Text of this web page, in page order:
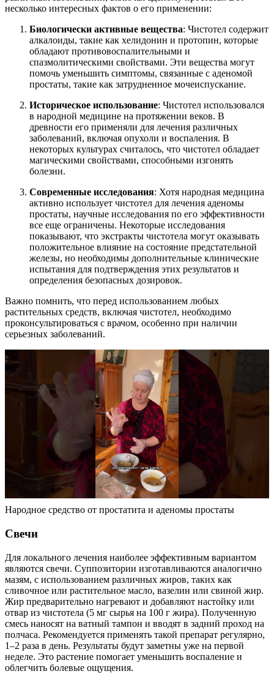
несколько интересных фактов о его применении:
Биологически активные вещества: Чистотел содержит
алкалоиды, такие как хелидонин и протопин, которые
обладают противовоспалительными и
спазмолитическими свойствами. Эти вещества могут
помочь уменьшить симптомы, связанные с аденомой
простаты, такие как затрудненное мочеиспускание.
Историческое использование: Чистотел использовался
в народной медицине на протяжении веков. В
древности его применяли для лечения различных
заболеваний, включая опухоли и воспаления. В
некоторых культурах считалось, что чистотел обладает
магическими свойствами, способными изгонять
болезни.
Современные исследования: Хотя народная медицина
активно использует чистотел для лечения аденомы
простаты, научные исследования по его эффективности
все еще ограничены. Некоторые исследования
показывают, что экстракты чистотела могут оказывать
положительное влияние на состояние предстательной
железы, но необходимы дополнительные клинические
испытания для подтверждения этих результатов и
определения безопасных дозировок.
Важно помнить, что перед использованием любых
растительных средств, включая чистотел, необходимо
проконсультироваться с врачом, особенно при наличии
серьезных заболеваний.
Народное средство от простатита и аденомы простаты
Свечи
Для локального лечения наиболее эффективным вариантом
являются свечи. Суппозитории изготавливаются аналогично
мазям, с использованием различных жиров, таких как
сливочное или растительное масло, вазелин или свиной жир.
Жир предварительно нагревают и добавляют настойку или
отвар из чистотела (5 мг сырья на 100 г жира). Полученную
смесь наносят на ватный тампон и вводят в задний проход на
полчаса. Рекомендуется применять такой препарат регулярно,
1–2 раза в день. Результаты будут заметны уже на первой
неделе. Это растение помогает уменьшить воспаление и
облегчить болевые ощущения.